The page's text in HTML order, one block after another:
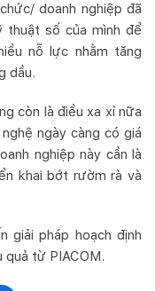
doanh nghiệp đã
thuật số của mình để
nỗ lực nhằm tăng
dầu.
còn là điều xa xỉ nữa
ngày càng có giá
nghiệp này cần là
khai bớt rườm rà và
giải pháp hoạch định
quả từ PIACOM.